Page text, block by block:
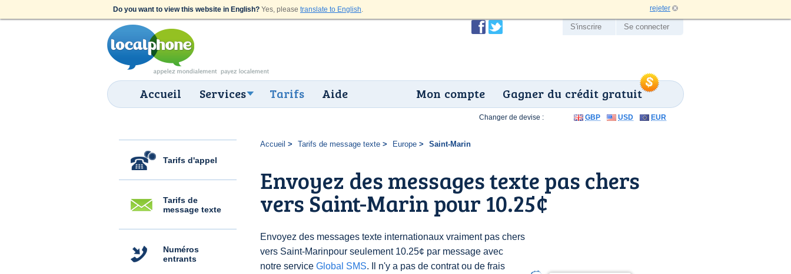
Do you want to view this website in English? Yes, please translate to English. rejeter
Accueil Services Tarifs Aide Gagner du crédit gratuit
Mon compte
S'inscrire Se connecter
Tarifs d'appel
Tarifs de
message texte
Numéros
entrants
Accueil Tarifs de message texte Europe Saint-Marin
Envoyez des messages texte pas chers
vers Saint-Marin pour 10.25¢
Envoyez des messages texte internationaux vraiment pas chers
vers Saint-Marinpour seulement 10.25¢ par message avec
notre service Global SMS. Il n'y a pas de contrat ou de frais
Changer de devise : GBP USD EUR